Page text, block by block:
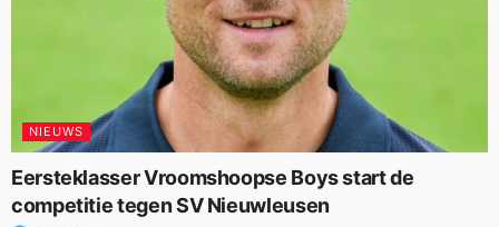
NIEUWS
Eersteklasser Vroomshoopse Boys start de
competitie tegen SV Nieuwleusen